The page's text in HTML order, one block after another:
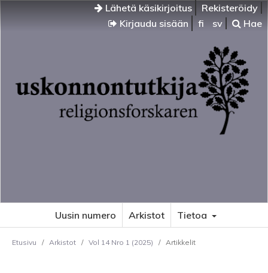
Lähetä käsikirjoitus
Rekisteröidy
Kirjaudu sisään
fi sv Hae
Uusin numero Arkistot Tietoa
Etusivu / Arkistot / Vol 14 Nro 1 (2025) / Artikkelit